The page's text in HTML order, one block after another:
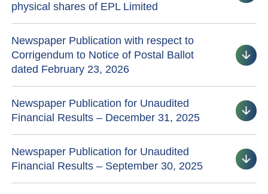
physical shares of EPL Limited
Newspaper Publication with respect to
Corrigendum to Notice of Postal Ballot
dated February 23, 2026
Newspaper Publication for Unaudited
Financial Results – December 31, 2025
Newspaper Publication for Unaudited
Financial Results – September 30, 2025